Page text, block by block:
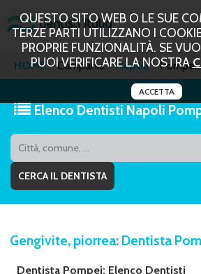
QUESTO SITO WEB O LE SUE
TERZE PARTI UTILIZZANO I
PROPRIE FUNZIONALITÀ. SE
PUOI VERIFICARE LA NOSTRA
ACCETTA
HOME Campania Napoli Pompei
Elenco Dentisti Napoli
Gengivite, piorrea: Dentista
Dentista Pompei: Elenco Dentisti